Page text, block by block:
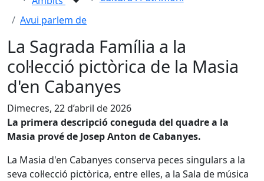
Avui parlem de
La Sagrada Família a la
col·lecció pictòrica de la Masia
d'en Cabanyes
Dimecres, 22 d’abril de 2026
La primera descripció coneguda del quadre a la
Masia prové de Josep Anton de Cabanyes.
La Masia d'en Cabanyes conserva peces singulars a la
seva col·lecció pictòrica, entre elles, a la Sala de música